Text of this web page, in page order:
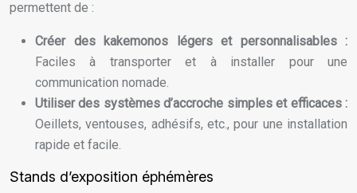
permettent de :
Créer des kakemonos légers et personnalisables :
Faciles à transporter et à installer pour une
communication nomade.
Utiliser des systèmes d’accroche simples et efficaces :
Oeillets, ventouses, adhésifs, etc., pour une installation
rapide et facile.
Stands d’exposition éphémères